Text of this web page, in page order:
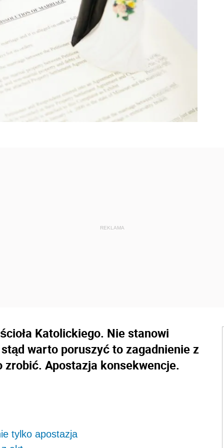
Katolickiego. Nie stanowi
warto poruszyć to zagadnienie z
Apostazja konsekwencje.
tylko apostazja